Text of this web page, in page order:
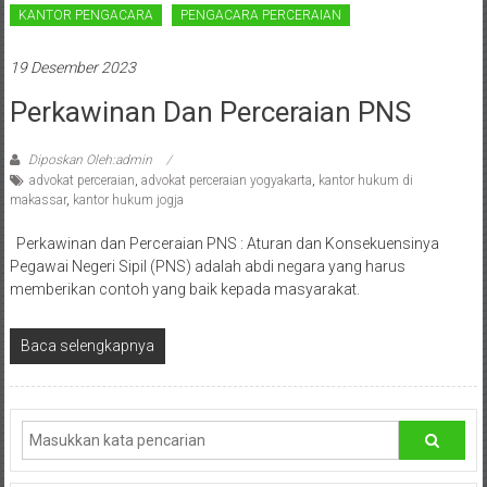
Wates,
Klaten,
Magelang,
Solo,
Semarang,
Jakarta,
Bali,
Surabaya,
Surakarta,
KANTOR PENGACARA PENGACARA PERCERAIAN
19 Desember 2023
Perkawinan Dan Perceraian PNS
Diposkan Oleh:admin
advokat perceraian, advokat perceraian yogyakarta, kantor hukum di
makassar, kantor hukum jogja
Perkawinan dan Perceraian PNS : Aturan dan Konsekuensinya
Pegawai Negeri Sipil (PNS) adalah abdi negara yang harus
memberikan contoh yang baik kepada masyarakat.
Baca selengkapnya